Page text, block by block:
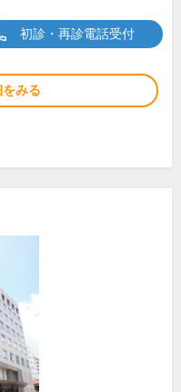
初診・再診電話受付
みる